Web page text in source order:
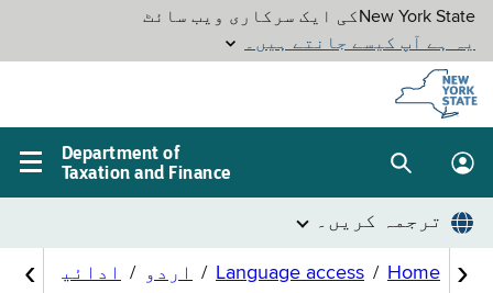
Skip to
content
Department of
Taxation and Finance
Main
SearchLog